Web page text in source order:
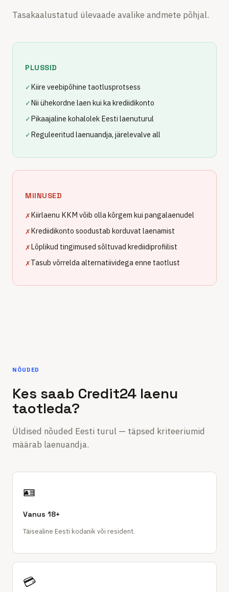
Tasakaalustatud ülevaade avalike andmete põhjal.
PLUSSID
✓Kiire veebipõhine taotlusprotsess
✓Nii ühekordne laen kui ka krediidikonto
✓Pikaajaline kohalolek Eesti laenuturul
✓Reguleeritud laenuandja, järelevalve all
MIINUSED
✗Kiirlaenu KKM võib olla kõrgem kui pangalaenudel
✗Krediidikonto soodustab korduvat laenamist
✗Lõplikud tingimused sõltuvad krediidiprofiilist
✗Tasub võrrelda alternatiividega enne taotlust
NÕUDED
Kes saab Credit24 laenu
taotleda?
Üldised nõuded Eesti turul — täpsed kriteeriumid
määrab laenuandja.
🪪
Vanus 18+
Täisealine Eesti kodanik või resident.
💳